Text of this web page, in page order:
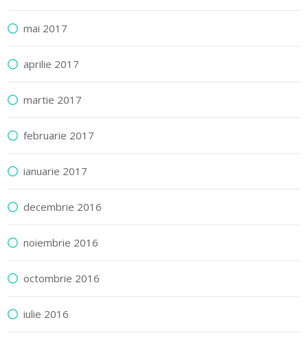
mai 2017
aprilie 2017
martie 2017
februarie 2017
ianuarie 2017
decembrie 2016
noiembrie 2016
octombrie 2016
iulie 2016